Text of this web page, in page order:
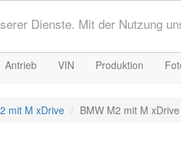
Dienste. Mit der Nutzung
Antrieb VIN Produktion
mit M xDrive BMW M2 mit M xDrive